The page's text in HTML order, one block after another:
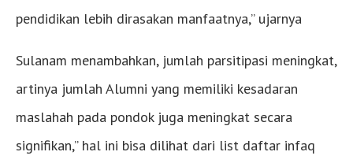
pendidikan lebih dirasakan manfaatnya,” ujarnya
Sulanam menambahkan, jumlah parsitipasi meningkat,
artinya jumlah Alumni yang memiliki kesadaran
maslahah pada pondok juga meningkat secara
signifikan,” hal ini bisa dilihat dari list daftar infaq